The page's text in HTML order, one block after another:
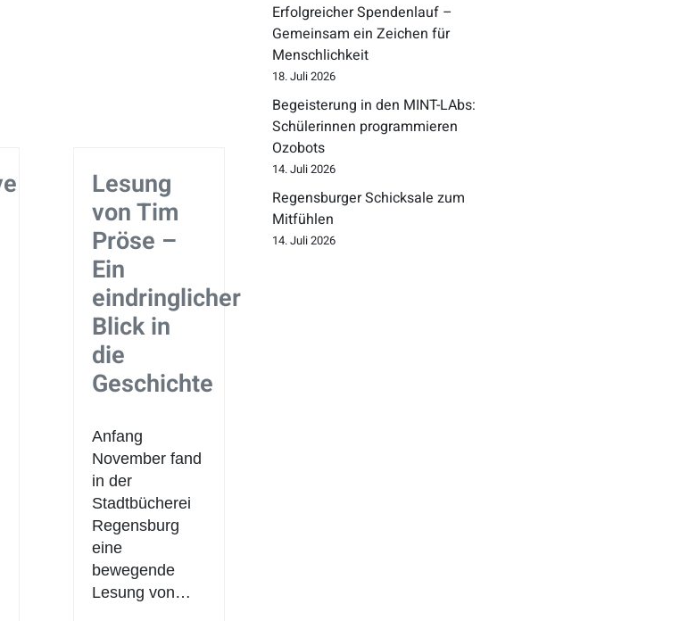
Lesung
von Tim
Pröse –
Ein
eindringlicher
Blick in
die
Geschichte
Anfang
November fand
in der
Stadtbücherei
Regensburg
eine
bewegende
Lesung von…
Erfolgreicher Spendenlauf –
Gemeinsam ein Zeichen für
Menschlichkeit
18. Juli 2026
Begeisterung in den MINT-LAbs:
Schülerinnen programmieren
Ozobots
14. Juli 2026
Regensburger Schicksale zum
Mitfühlen
14. Juli 2026